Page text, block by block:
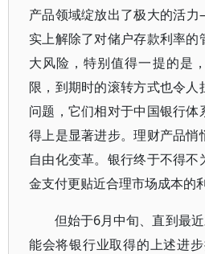
产品领域绽放出了极大的活
实上解除了对储户存款利率
大风险，特别值得一提的是
限，到期时的滚转方式也令人
问题，它们相对于中国银行
得上是显著进步。理财产品悄
自由化变革。银行终于不得
金支付更贴近合理市场成本的利
但始于6月中旬、直到最
能会将银行业取得的上述进